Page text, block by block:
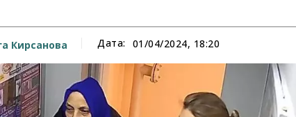
Кирсанова Дата: 01/04/2024, 18:20